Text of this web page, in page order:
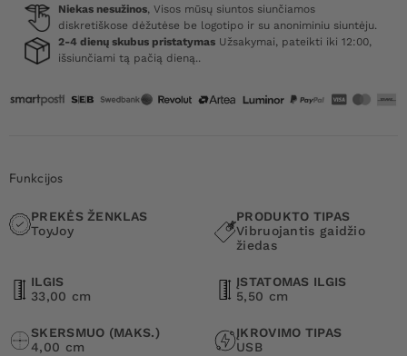
Ultimate
Couple
Climaxer
Niekas nesužinos, Visos mūsų siuntos siunčiamos
diskretiškose dėžutėse be logotipo ir su anoniminiu siuntėju.
2-4 dienų skubus pristatymas Užsakymai, pateikti iki 12:00,
išsiunčiami tą pačią dieną..
Funkcijos
PREKĖS ŽENKLAS
ToyJoy
PRODUKTO TIPAS
Vibruojantis gaidžio
žiedas
ILGIS
33,00 cm
ĮSTATOMAS ILGIS
5,50 cm
SKERSMUO (MAKS.)
4,00 cm
ĮKROVIMO TIPAS
USB